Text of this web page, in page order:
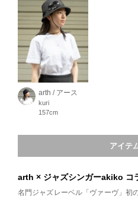
arth / アース
kuri
157cm
アイテ
arth × ジャズシンガーakiko コ
名門ジャズレーベル「ヴァーヴ」初